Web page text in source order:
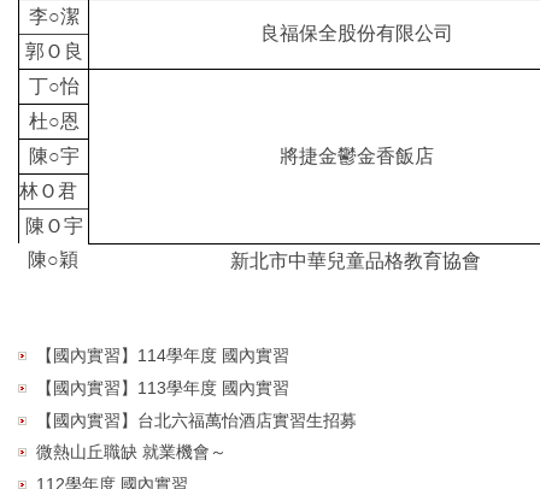
李○潔
良福保全股份有限公司
郭Ｏ良
丁○怡
將捷金鬱金香飯店
杜○恩
陳○宇
林Ｏ君
陳Ｏ宇
陳○穎
新北市中華兒童品格教育協會
【國內實習】114學年度 國內實習
【國內實習】113學年度 國內實習
【國內實習】台北六福萬怡酒店實習生招募
微熱山丘職缺 就業機會～
112學年度 國內實習